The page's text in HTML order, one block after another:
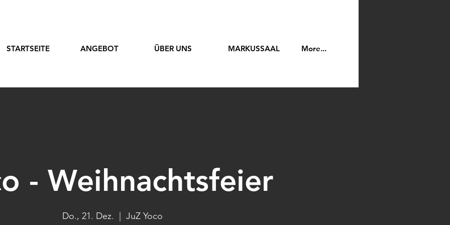
STARTSEITE ANGEBOT ÜBER UNS MARKUSSAAL More...
- Weihnachtsfeier
Do., 21. Dez. JuZ Yoco